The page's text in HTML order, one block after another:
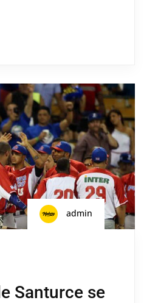
admin
Santurce se